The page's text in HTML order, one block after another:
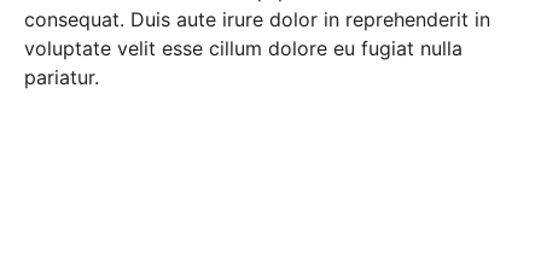
consequat. Duis aute irure dolor in reprehenderit in
voluptate velit esse cillum dolore eu fugiat nulla
pariatur.